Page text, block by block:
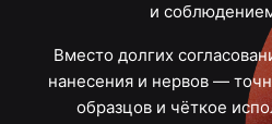
и
Вместо долгих
нанесения и нервов —
образцов и чёткое